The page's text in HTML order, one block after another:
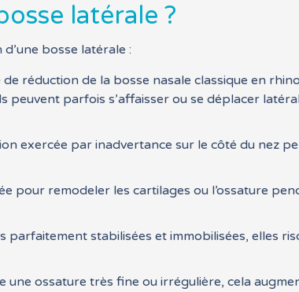
latérale ?
bosse latérale :
réduction de la bosse nasale classique en
parfois s’affaisser ou se déplacer
exercée par inadvertance sur le côté du nez
pour remodeler les cartilages ou l’ossature
stabilisées et immobilisées, elles
ossature très fine ou irrégulière, cela